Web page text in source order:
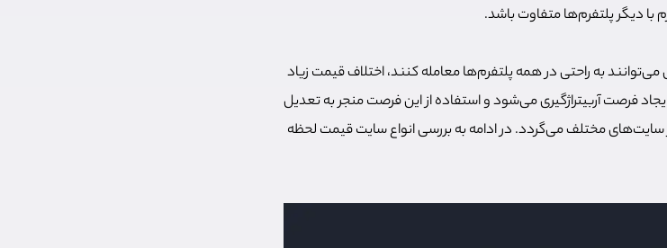
با دیگر پلتفرم‌ها متفاوت باشد.
می‌توانند به راحتی در همه پلتفرم‌ها معامله کنند، اختلاف قیمت زیاد
فرصت آربیتراژگیری می‌شود و استفاده از این فرصت منجر به تعدیل
مختلف می‌گردد. در ادامه به بررسی انواع سایت قیمت لحظه